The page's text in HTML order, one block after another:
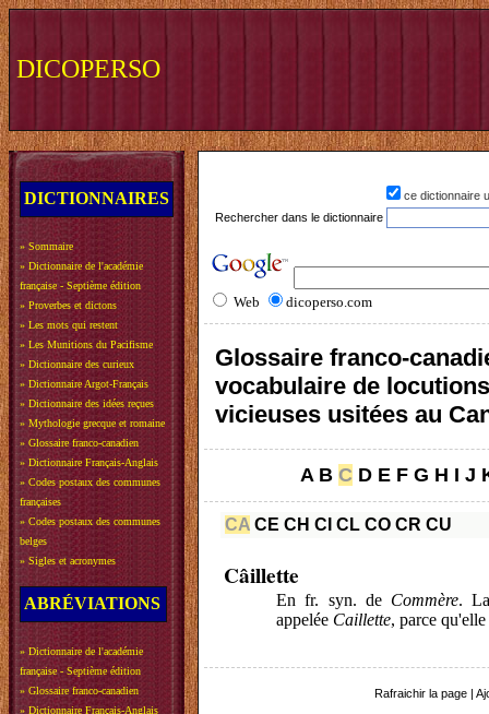
DICOPERSO
DICTIONNAIRES
» Sommaire
» Dictionnaire de l'académie
française - Septième édition
» Proverbes et dictons
» Les mots qui restent
» Les Munitions du Pacifisme
» Dictionnaire des curieux
» Dictionnaire Argot-Français
» Dictionnaire des idées reçues
» Mythologie grecque et romaine
» Glossaire franco-canadien
» Dictionnaire Français-Anglais
» Codes postaux des communes
françaises
» Codes postaux des communes
belges
» Sigles et acronymes
ABRÉVIATIONS
» Dictionnaire de l'académie
française - Septième édition
» Glossaire franco-canadien
» Dictionnaire Français-Anglais
ce dictionnaire
Rechercher dans le dictionnaire
Web dicoperso.com
Glossaire franco-
vocabulaire de locutions
vicieuses usitées au
A B C D E F G H I J
CA CE CH CI CL CO CR CU
Câillette
En fr. syn. de Commère.
appelée Caillette, parce
Rafraichir la page